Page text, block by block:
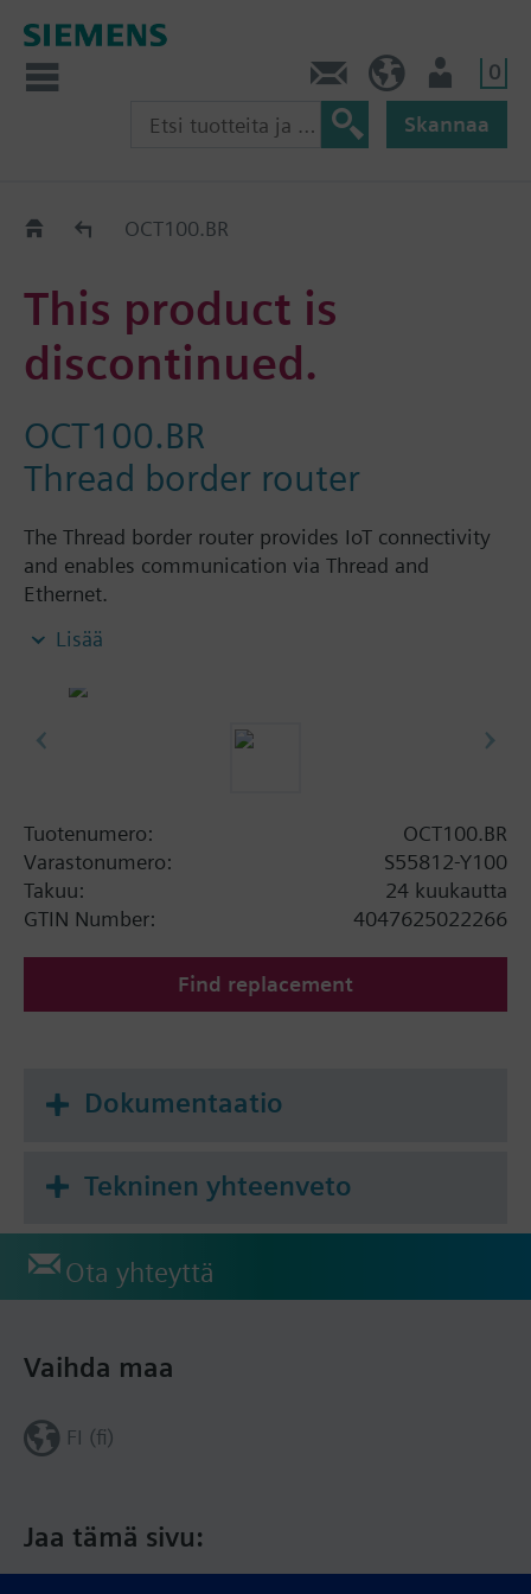
0
Skannaa
Old2NewOCT100.BR
This product is
discontinued.
OCT100.BR
Thread border router
The Thread border router provides IoT connectivity
and enables communication via Thread and
Ethernet.
devices
thread communication
Mains powered by external power supply
adapter (AC 100...240 V)
Clear status indication with integrated LEDs
Dimensions: 92 x 26 x 77 mm
Lisää
Tuotenumero:
OCT100.BR
Varastonumero:
S55812-Y100
Takuu:
24 kuukautta
GTIN Number:
4047625022266
Find replacement
Dokumentaatio
Tekninen yhteenveto
Ota yhteyttä
Jaa tämä sivu:
Vaihda maa
FI (fi)